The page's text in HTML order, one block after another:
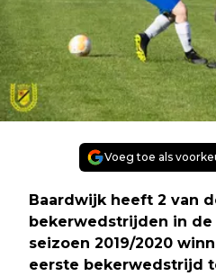
Voeg toe als
Baardwijk heeft 2 van
bekerwedstrijden in
seizoen 2019/2020
eerste bekerwedstrijd